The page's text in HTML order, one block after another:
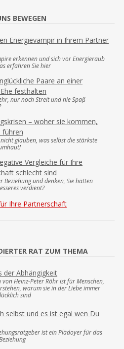
BEWEGEN
Energievampir in Ihrem Partner
erkennen und sich vor Energieraub
erfahren Sie hier
Paare an einer
festhalten
nur noch Streit und nie Spaß
– woher sie kommen,
führen
glauben, was selbst die stärkste
Vergleiche für Ihre
schlecht sind
Beziehung und denken, Sie hätten
verdient?
Ihre Partnerschaft
RAT ZUM THEMA
der Abhängigkeit
von Heinz-Peter Röhr ist für Menschen,
warum sie in der Liebe immer
sind
selbst und es ist egal wen Du
ist ein Plädoyer für das